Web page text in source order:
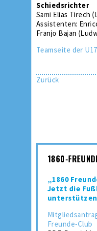
Schiedsrichter
Sami Elias Tirech
Assistenten:
Franjo Bajan
Teamseite der
Zurück
1860-
„1860
Jetzt die
Freunde-Club